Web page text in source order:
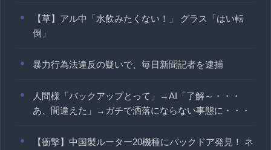
【草】アル中「水飲みたくない！」 グラス「はい転
倒」
暴力行為法違反の疑いで、毎日新聞記者を逮捕
人間様「バックアップとって」→AI「了解～・・・
あ、間違えた」→ガチで洒落にならない事態に・・・
【衝撃】中国製ルーター20機種にバックドア発見！ ネ